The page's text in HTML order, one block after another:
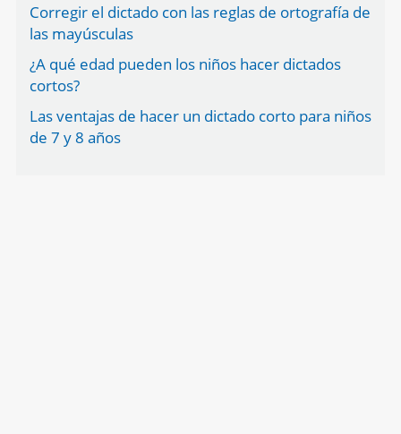
Corregir el dictado con las reglas de ortografía de
las mayúsculas
¿A qué edad pueden los niños hacer dictados
cortos?
Las ventajas de hacer un dictado corto para niños
de 7 y 8 años